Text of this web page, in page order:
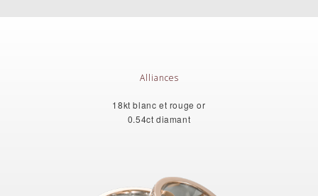
Alliances
18kt blanc et rouge or
0.54ct diamant